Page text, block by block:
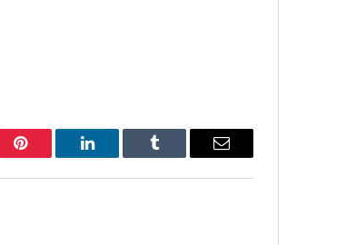
Pinterest LinkedIn Tumblr Email